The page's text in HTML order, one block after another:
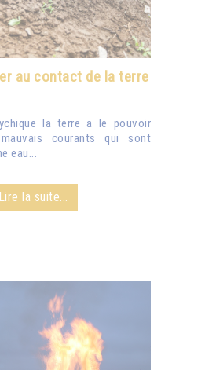
au contact de la terre
la terre a le pouvoir
courants qui sont
eau...
Lire la suite...